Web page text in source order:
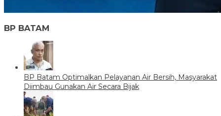
BP BATAM
BP Batam Optimalkan Pelayanan Air Bersih, Masyarakat
Diimbau Gunakan Air Secara Bijak